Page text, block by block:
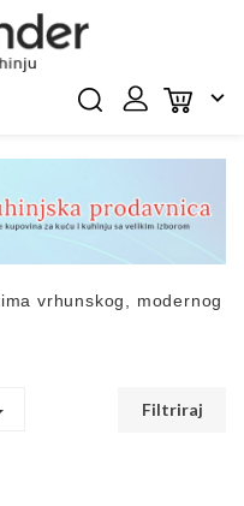

vrhunskog, modernog
Filtriraj